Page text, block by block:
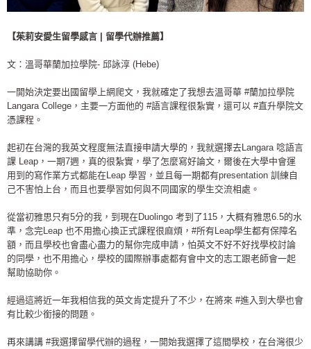
【茱莉安愛生留學感言 | 留學代辦推薦】
文：溫哥華蘭加拉學院- 邱詠淳 (Hebe)
一開始決定要出國留學上網爬文，我就確定了我想去溫哥華 #蘭加拉學院
Langara College，主要一方面他的 #語言課程很紮實 ，還可以 #直升學院文
憑課程 。
起初在台灣的我英文程度無法直接申請大學的，我就選擇去Langara 唸語言
課 Leap，一期7週，真的很紮實，學了怎麼寫好論文，爾後在大學中會運
用到的寫作業方式都能在Leap 學習，並且每一期都有presentation 訓練自
己不害怕上台，而且也要學習如何與不同國家的學生交流相處。
從當初雅思只有5分的我，到現在Duolingo 考到了115，大概有雅思6.5的水
準，念完Leap 也不用擔心換正式課程很麻煩， #所有Leap學生都有保障名
額 ，而且學校也會盡心盡力的幫你完成申請，怕英文不好不好找學校討論
的同學，也不用擔心，學校的國際辦事處都有會中文的志工跟老師會一起
幫助協助你。
經過這將近一年我相信我的英文肯定提升了不少，在將來 #進入到大學也會
有比較少銜接的問題 。
再來講講 #我選擇留學代辦的過程 ，一開始我選擇了這間學校，在台灣很少